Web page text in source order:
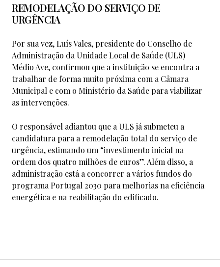
REMODELAÇÃO DO SERVIÇO DE
URGÊNCIA
Por sua vez, Luís Vales, presidente do Conselho de
Administração da Unidade Local de Saúde (ULS)
Médio Ave, confirmou que a instituição se encontra a
trabalhar de forma muito próxima com a Câmara
Municipal e com o Ministério da Saúde para viabilizar
as intervenções.
O responsável adiantou que a ULS já submeteu a
candidatura para a remodelação total do serviço de
urgência, estimando um “investimento inicial na
ordem dos quatro milhões de euros”. Além disso, a
administração está a concorrer a vários fundos do
programa Portugal 2030 para melhorias na eficiência
energética e na reabilitação do edificado.